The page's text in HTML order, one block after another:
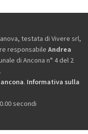
testata di Vivere srl,
responsabile Andrea
di Ancona n° 4 del 2
. Informativa sulla
secondi